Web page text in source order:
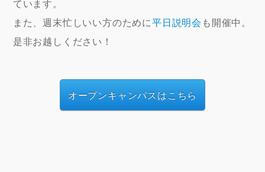
ています。
また、週末忙しいい方のために平日説明会 も開催中。
是非お越しください！
オープンキャンパスはこちら